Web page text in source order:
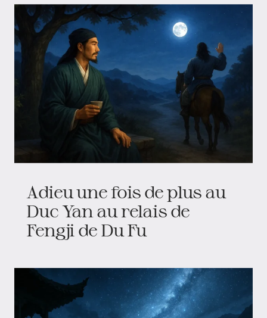
Adieu une fois de plus au
Duc Yan au relais de
Fengji de Du Fu